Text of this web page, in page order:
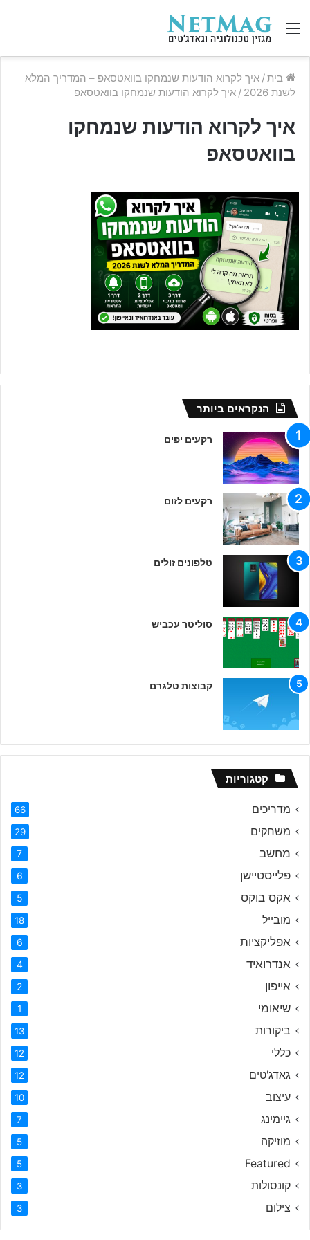
תפריט
בית/ איך לקרוא הודעות שנמחקו בוואטסאפ – המדריך המלא
לשנת 2026
/ איך לקרוא הודעות שנמחקו בוואטסאפ
איך לקרוא הודעות שנמחקו
בוואטסאפ
הנקראים ביותר
רקעים יפים
רקעים לזום
טלפונים זולים
סוליטר עכביש
קבוצות טלגרם
קטגוריות
מדריכים 66
משחקים 29
מחשב 7
פלייסטיישן 6
אקס בוקס 5
מובייל 18
אפליקציות 6
אנדרואיד 4
אייפון 2
שיאומי 1
ביקורות 13
כללי 12
גאדג'טים 12
עיצוב 10
גיימינג 7
מוזיקה 5
Featured
5
קונסולות 3
צילום 3